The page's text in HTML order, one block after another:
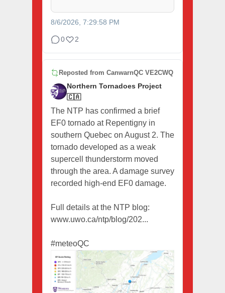
8/6/2026, 7:29:58 PM
0 2
Reposted from CanwarnQC VE2CWQ
Northern Tornadoes Project
🇨🇦
The NTP has confirmed a brief
EF0 tornado at Repentigny in
southern Quebec on August 2. The
tornado developed as a weak
supercell thunderstorm moved
through the area. A damage survey
recorded high-end EF0 damage.
Full details at the NTP blog:
www.uwo.ca/ntp/blog/202...
#meteoQC